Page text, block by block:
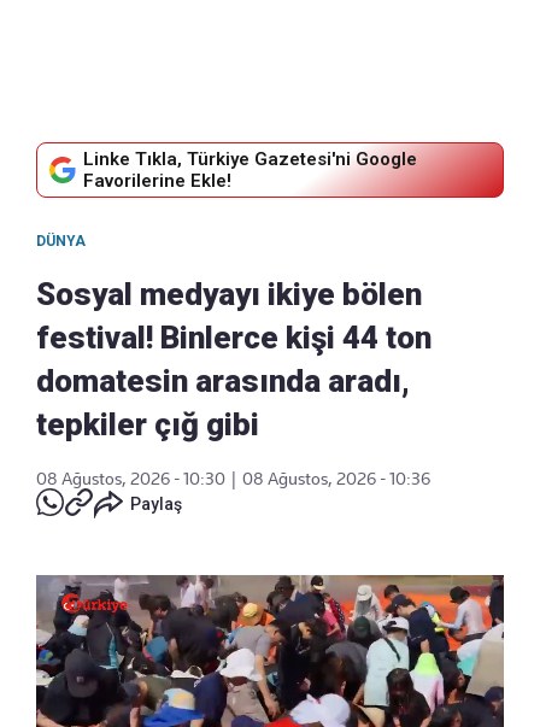
Linke Tıkla, Türkiye Gazetesi'ni Google
Favorilerine Ekle!
DÜNYA
Sosyal medyayı ikiye bölen
festival! Binlerce kişi 44 ton
domatesin arasında aradı,
tepkiler çığ gibi
08 Ağustos, 2026 - 10:30
08 Ağustos, 2026 - 10:36
Paylaş